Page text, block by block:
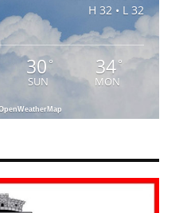
H 32 • L 32
30 °
SUN
34°
MON